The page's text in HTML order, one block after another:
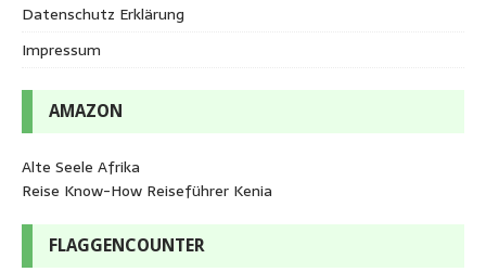
Datenschutz Erklärung
Impressum
AMAZON
Alte Seele Afrika
Reise Know-How Reiseführer Kenia
FLAGGENCOUNTER